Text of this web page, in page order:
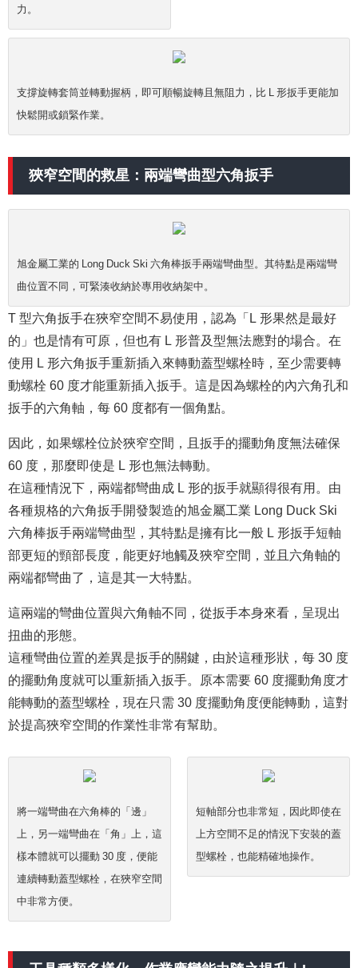
力。
支撐旋轉套筒並轉動握柄，即可順暢旋轉且無阻力，比 L 形扳手更能加
快鬆開或鎖緊作業。
狹窄空間的救星：兩端彎曲型六角扳手
旭金屬工業的 Long Duck Ski 六角棒扳手兩端彎曲型。其特點是兩端彎
曲位置不同，可緊湊收納於專用收納架中。
T 型六角扳手在狹窄空間不易使用，認為「L 形果然是最好
的」也是情有可原，但也有 L 形普及型無法應對的場合。在
使用 L 形六角扳手重新插入來轉動蓋型螺栓時，至少需要轉
動螺栓 60 度才能重新插入扳手。這是因為螺栓的內六角孔和
扳手的六角軸，每 60 度都有一個角點。
因此，如果螺栓位於狹窄空間，且扳手的擺動角度無法確保
60 度，那麼即使是 L 形也無法轉動。
在這種情況下，兩端都彎曲成 L 形的扳手就顯得很有用。由
各種規格的六角扳手開發製造的旭金屬工業 Long Duck Ski
六角棒扳手兩端彎曲型，其特點是擁有比一般 L 形扳手短軸
部更短的頸部長度，能更好地觸及狹窄空間，並且六角軸的
兩端都彎曲了，這是其一大特點。
這兩端的彎曲位置與六角軸不同，從扳手本身來看，呈現出
扭曲的形態。
這種彎曲位置的差異是扳手的關鍵，由於這種形狀，每 30 度
的擺動角度就可以重新插入扳手。原本需要 60 度擺動角度才
能轉動的蓋型螺栓，現在只需 30 度擺動角度便能轉動，這對
於提高狹窄空間的作業性非常有幫助。
將一端彎曲在六角棒的「邊」
上，另一端彎曲在「角」上，這
樣本體就可以擺動 30 度，便能
連續轉動蓋型螺栓，在狹窄空間
中非常方便。
短軸部分也非常短，因此即使在
上方空間不足的情況下安裝的蓋
型螺栓，也能精確地操作。